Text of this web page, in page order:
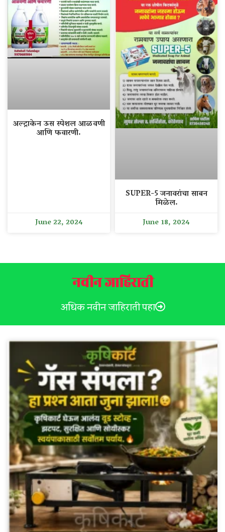
अल्ट्राकेन ऊस स्पेशल आळवणी
आणि फवारणी.
June 22, 2024
SUPER-5 जनावरांचा साबन
मिळेल.
June 18, 2024
नवीन जाहिराती
अधिक नवीन जाहिराती पहा